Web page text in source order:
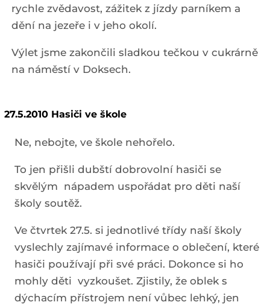
rychle zvědavost, zážitek z jízdy parníkem a
dění na jezeře i v jeho okolí.
Výlet jsme zakončili sladkou tečkou v cukrárně
na náměstí v Doksech.
27.5.2010 Hasiči ve škole
Ne, nebojte, ve škole nehořelo.
To jen přišli dubští dobrovolní hasiči se
skvělým nápadem uspořádat pro děti naší
školy soutěž.
Ve čtvrtek 27.5. si jednotlivé třídy naší školy
vyslechly zajímavé informace o oblečení, které
hasiči používají při své práci. Dokonce si ho
mohly děti vyzkoušet. Zjistily, že oblek s
dýchacím přístrojem není vůbec lehký, jen